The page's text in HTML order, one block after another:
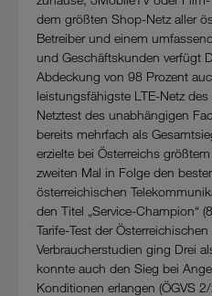
dem größten Shop-Netz aller
Betreiber und einem
und Geschäftskunden verfügt
Abdeckung von 98 Prozent
leistungsfähigste LTE-Netz
Netztest des unabhängigen
bereits mehrfach als
erzielte bei Österreichs
zweiten Mal in Folge den
österreichischen
den Titel „Service-Champion“
Tarife-Test der
Verbraucherstudien ging Drei
konnte auch den Sieg bei
Konditionen erlangen (ÖGVS